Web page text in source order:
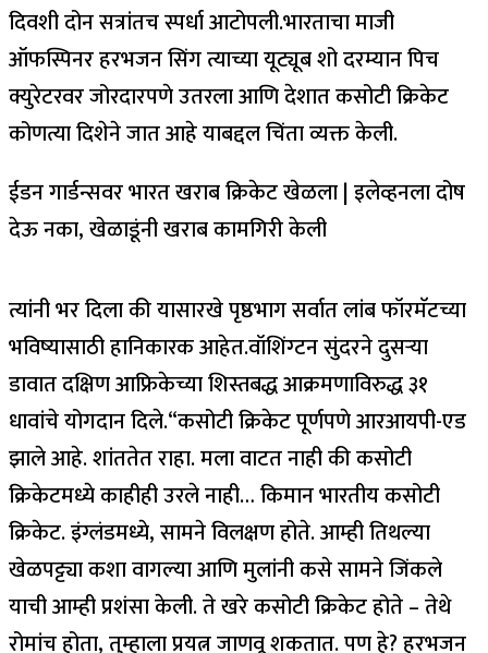
दिवशी दोन सत्रांतच स्पर्धा आटोपली.भारताचा माजी
ऑफस्पिनर हरभजन सिंग त्याच्या यूट्यूब शो दरम्यान पिच
क्युरेटरवर जोरदारपणे उतरला आणि देशात कसोटी क्रिकेट
कोणत्या दिशेने जात आहे याबद्दल चिंता व्यक्त केली.
ईडन गार्डन्सवर भारत खराब क्रिकेट खेळला | इलेव्हनला दोष
देऊ नका, खेळाडूंनी खराब कामगिरी केली
त्यांनी भर दिला की यासारखे पृष्ठभाग सर्वात लांब फॉरमॅटच्या
भविष्यासाठी हानिकारक आहेत.वॉशिंग्टन सुंदरने दुसऱ्या
डावात दक्षिण आफ्रिकेच्या शिस्तबद्ध आक्रमणाविरुद्ध ३१
धावांचे योगदान दिले.“कसोटी क्रिकेट पूर्णपणे आरआयपी-एड
झाले आहे. शांततेत राहा. मला वाटत नाही की कसोटी
क्रिकेटमध्ये काहीही उरले नाही… किमान भारतीय कसोटी
क्रिकेट. इंग्लंडमध्ये, सामने विलक्षण होते. आम्ही तिथल्या
खेळपट्ट्या कशा वागल्या आणि मुलांनी कसे सामने जिंकले
याची आम्ही प्रशंसा केली. ते खरे कसोटी क्रिकेट होते – तेथे
रोमांच होता, तुम्हाला प्रयत्न जाणवू शकतात. पण हे? हरभजन